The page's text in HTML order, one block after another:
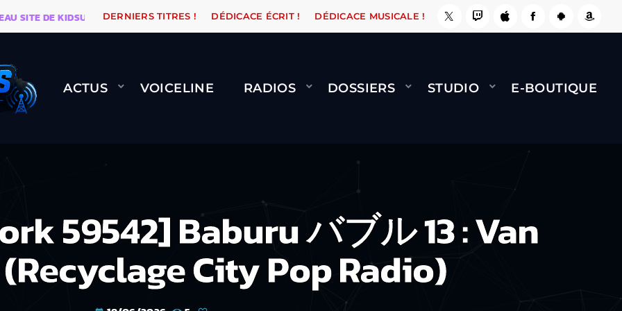
DE KIDSUNE WARÉTRO ORANGE ROAD QUI PASSE, ÇA LE FAIT ! NAMI BERNARD MINET - FLY
DERNIERS TITRES ! DÉDICACE ÉCRIT ! DÉDICACE MUSICALE !
ACTUS VOICELINE RADIOS DOSSIERS STUDIO E-BOUTIQUE
59542] Baburu バブル 13 : Van
City Pop Radio)